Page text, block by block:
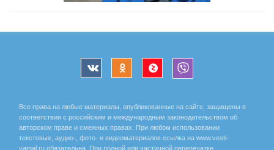
Все права на любые материалы, опубликованные на сайте, защищены в
соответствии с российским и международным законодательством об
авторском праве и смежных правах. При любом использовании
текстовых, аудио-, фото- и видеоматериалов ссылка на www.vesti-
yamal.ru обязательна. При полной или частичной перепечатке